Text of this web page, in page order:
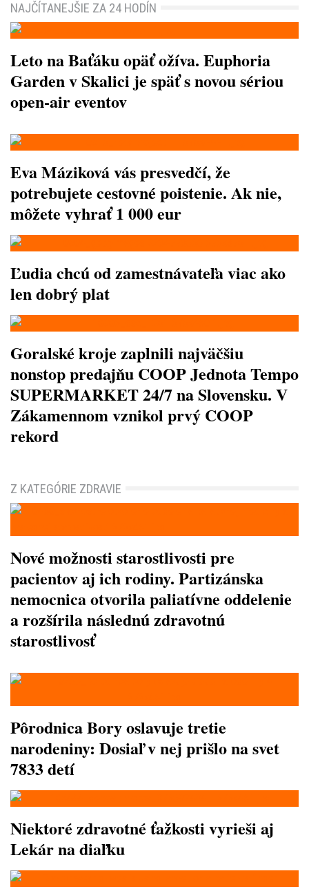
NAJČÍTANEJŠIE ZA 24 HODÍN
Leto na Baťáku opäť ožíva. Euphoria
Garden v Skalici je späť s novou sériou
open-air eventov
Eva Máziková vás presvedčí, že
potrebujete cestovné poistenie. Ak nie,
môžete vyhrať 1 000 eur
Ľudia chcú od zamestnávateľa viac ako
len dobrý plat
Goralské kroje zaplnili najväčšiu
nonstop predajňu COOP Jednota Tempo
SUPERMARKET 24/7 na Slovensku. V
Zákamennom vznikol prvý COOP
rekord
Z KATEGÓRIE ZDRAVIE
Nové možnosti starostlivosti pre
pacientov aj ich rodiny. Partizánska
nemocnica otvorila paliatívne oddelenie
a rozšírila následnú zdravotnú
starostlivosť
Pôrodnica Bory oslavuje tretie
narodeniny: Dosiaľ v nej prišlo na svet
7833 detí
Niektoré zdravotné ťažkosti vyrieši aj
Lekár na diaľku